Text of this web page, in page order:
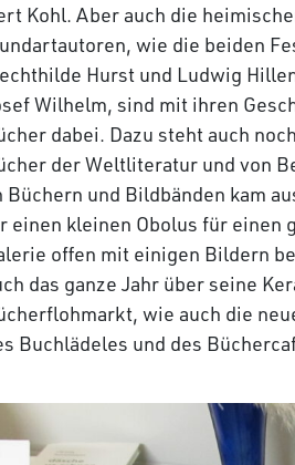
Kohl. Aber auch die
wie die beiden
Hurst und Ludwig
Wilhelm, sind mit ihren
dabei. Dazu steht auch
der Weltliteratur und von
Büchern und Bildbänden kam
einen kleinen Obolus für einen
offen mit einigen Bildern
das ganze Jahr über seine
wie auch die
Buchlädeles und des